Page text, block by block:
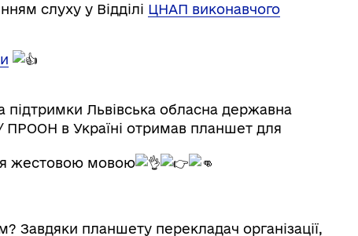
слуху у Відділі ЦНАП виконавчого
підтримки Львівська обласна державна
ПРООН в Україні отримав планшет для
жестовою мовою
Завдяки планшету перекладач організації,